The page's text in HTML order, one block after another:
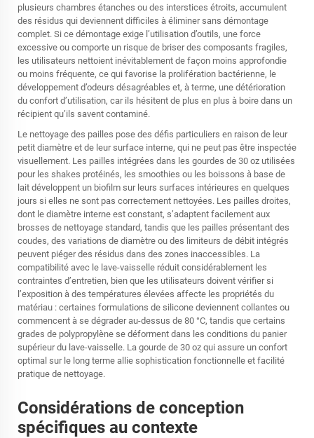
plusieurs chambres étanches ou des interstices étroits, accumulent
des résidus qui deviennent difficiles à éliminer sans démontage
complet. Si ce démontage exige l’utilisation d’outils, une force
excessive ou comporte un risque de briser des composants fragiles,
les utilisateurs nettoient inévitablement de façon moins approfondie
ou moins fréquente, ce qui favorise la prolifération bactérienne, le
développement d’odeurs désagréables et, à terme, une détérioration
du confort d’utilisation, car ils hésitent de plus en plus à boire dans un
récipient qu’ils savent contaminé.
Le nettoyage des pailles pose des défis particuliers en raison de leur
petit diamètre et de leur surface interne, qui ne peut pas être inspectée
visuellement. Les pailles intégrées dans les gourdes de 30 oz utilisées
pour les shakes protéinés, les smoothies ou les boissons à base de
lait développent un biofilm sur leurs surfaces intérieures en quelques
jours si elles ne sont pas correctement nettoyées. Les pailles droites,
dont le diamètre interne est constant, s’adaptent facilement aux
brosses de nettoyage standard, tandis que les pailles présentant des
coudes, des variations de diamètre ou des limiteurs de débit intégrés
peuvent piéger des résidus dans des zones inaccessibles. La
compatibilité avec le lave-vaisselle réduit considérablement les
contraintes d’entretien, bien que les utilisateurs doivent vérifier si
l’exposition à des températures élevées affecte les propriétés du
matériau : certaines formulations de silicone deviennent collantes ou
commencent à se dégrader au-dessus de 80 °C, tandis que certains
grades de polypropylène se déforment dans les conditions du panier
supérieur du lave-vaisselle. La gourde de 30 oz qui assure un confort
optimal sur le long terme allie sophistication fonctionnelle et facilité
pratique de nettoyage.
Considérations de conception
spécifiques au contexte